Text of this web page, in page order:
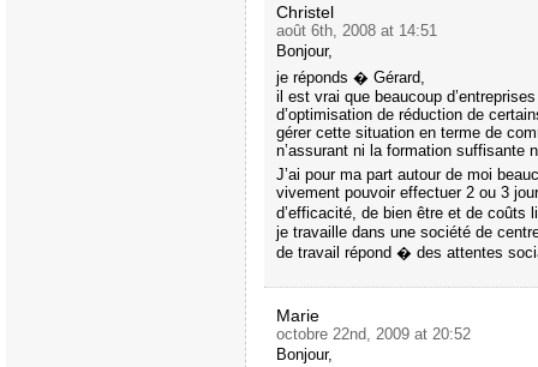
Christel
août 6th, 2008 at 14:51
Bonjour,
je réponds � Gérard,
il est vrai que beaucoup
d’optimisation de réduction de
gérer cette situation en terme de
n’assurant ni la formation suffisante
J’ai pour ma part autour de moi
vivement pouvoir effectuer 2 ou 3
d’efficacité, de bien être et de coûts
je travaille dans une société de
de travail répond � des attentes
Marie
octobre 22nd, 2009 at 20:52
Bonjour,